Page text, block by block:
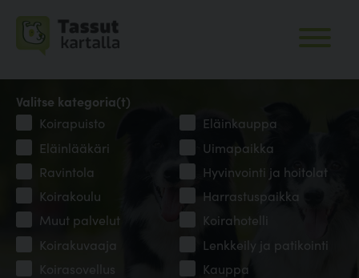
Valitse kategoria(t)
Koirapuisto
Eläinkauppa
Eläinlääkäri
Uimapaikka
Ravintola
Hyvinvointi ja hoitolat
Koirakoulu
Harrastuspaikka
Muut palvelut
Koirahotelli
Koirakuvaaja
Lenkkeily ja patikointi
Koirasovellus
Kauppa